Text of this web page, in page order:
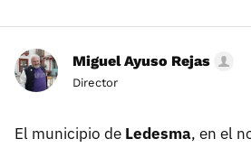
Miguel Ayuso Rejas
Director
El municipio de Ledesma, en el